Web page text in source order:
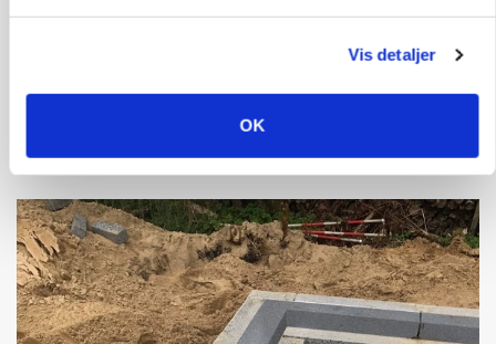
Vis detaljer
OK
Ejer eller medejer? Nyt tv-format udfordrer
Annonce
Loading...